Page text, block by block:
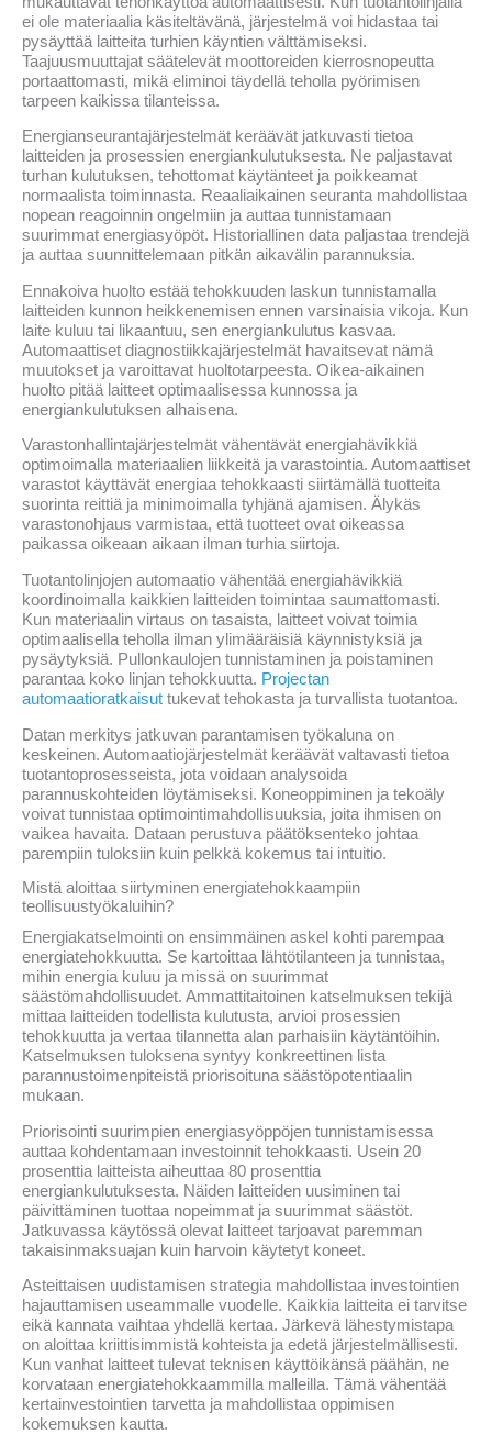
ei ole materiaalia käsiteltävänä, järjestelmä voi hidastaa tai
pysäyttää laitteita turhien käyntien välttämiseksi.
Taajuusmuuttajat säätelevät moottoreiden kierrosnopeutta
portaattomasti, mikä eliminoi täydellä teholla pyörimisen
tarpeen kaikissa tilanteissa.
Energianseurantajärjestelmät keräävät jatkuvasti tietoa
laitteiden ja prosessien energiankulutuksesta. Ne paljastavat
turhan kulutuksen, tehottomat käytänteet ja poikkeamat
normaalista toiminnasta. Reaaliaikainen seuranta mahdollistaa
nopean reagoinnin ongelmiin ja auttaa tunnistamaan
suurimmat energiasyöpöt. Historiallinen data paljastaa trendejä
ja auttaa suunnittelemaan pitkän aikavälin parannuksia.
Ennakoiva huolto estää tehokkuuden laskun tunnistamalla
laitteiden kunnon heikkenemisen ennen varsinaisia vikoja. Kun
laite kuluu tai likaantuu, sen energiankulutus kasvaa.
Automaattiset diagnostiikkajärjestelmät havaitsevat nämä
muutokset ja varoittavat huoltotarpeesta. Oikea-aikainen
huolto pitää laitteet optimaalisessa kunnossa ja
energiankulutuksen alhaisena.
Varastonhallintajärjestelmät vähentävät energiahävikkiä
optimoimalla materiaalien liikkeitä ja varastointia. Automaattiset
varastot käyttävät energiaa tehokkaasti siirtämällä tuotteita
suorinta reittiä ja minimoimalla tyhjänä ajamisen. Älykäs
varastonohjaus varmistaa, että tuotteet ovat oikeassa
paikassa oikeaan aikaan ilman turhia siirtoja.
Tuotantolinjojen automaatio vähentää energiahävikkiä
koordinoimalla kaikkien laitteiden toimintaa saumattomasti.
Kun materiaalin virtaus on tasaista, laitteet voivat toimia
optimaalisella teholla ilman ylimääräisiä käynnistyksiä ja
pysäytyksiä. Pullonkaulojen tunnistaminen ja poistaminen
parantaa koko linjan tehokkuutta. Projectan
automaatioratkaisut tukevat tehokasta ja turvallista tuotantoa.
Datan merkitys jatkuvan parantamisen työkaluna on
keskeinen. Automaatiojärjestelmät keräävät valtavasti tietoa
tuotantoprosesseista, jota voidaan analysoida
parannuskohteiden löytämiseksi. Koneoppiminen ja tekoäly
voivat tunnistaa optimointimahdollisuuksia, joita ihmisen on
vaikea havaita. Dataan perustuva päätöksenteko johtaa
parempiin tuloksiin kuin pelkkä kokemus tai intuitio.
Mistä aloittaa siirtyminen energiatehokkaampiin
teollisuustyökaluihin?
Energiakatselmointi on ensimmäinen askel kohti parempaa
energiatehokkuutta. Se kartoittaa lähtötilanteen ja tunnistaa,
mihin energia kuluu ja missä on suurimmat
säästömahdollisuudet. Ammattitaitoinen katselmuksen tekijä
mittaa laitteiden todellista kulutusta, arvioi prosessien
tehokkuutta ja vertaa tilannetta alan parhaisiin käytäntöihin.
Katselmuksen tuloksena syntyy konkreettinen lista
parannustoimenpiteistä priorisoituna säästöpotentiaalin
mukaan.
Priorisointi suurimpien energiasyöppöjen tunnistamisessa
auttaa kohdentamaan investoinnit tehokkaasti. Usein 20
prosenttia laitteista aiheuttaa 80 prosenttia
energiankulutuksesta. Näiden laitteiden uusiminen tai
päivittäminen tuottaa nopeimmat ja suurimmat säästöt.
Jatkuvassa käytössä olevat laitteet tarjoavat paremman
takaisinmaksuajan kuin harvoin käytetyt koneet.
Asteittaisen uudistamisen strategia mahdollistaa investointien
hajauttamisen useammalle vuodelle. Kaikkia laitteita ei tarvitse
eikä kannata vaihtaa yhdellä kertaa. Järkevä lähestymistapa
on aloittaa kriittisimmistä kohteista ja edetä järjestelmällisesti.
Kun vanhat laitteet tulevat teknisen käyttöikänsä päähän, ne
korvataan energiatehokkaammilla malleilla. Tämä vähentää
kertainvestointien tarvetta ja mahdollistaa oppimisen
kokemuksen kautta.